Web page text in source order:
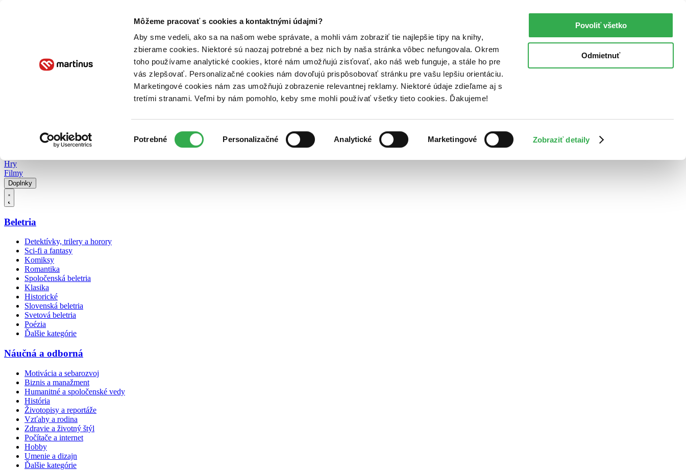
Môžeme pracovať s cookies a kontaktnými údajmi?
Aby sme vedeli, ako sa na našom webe správate, a mohli vám zobraziť tie najlepšie tipy na knihy,
zbierame cookies. Niektoré sú naozaj potrebné a bez nich by naša stránka vôbec nefungovala. Okrem
toho používame analytické cookies, ktoré nám umožňujú zisťovať, ako náš web funguje, a stále ho pre
vás zlepšovať. Personalizačné cookies nám dovoľujú prispôsobovať stránku pre vašu lepšiu orientáciu.
Marketingové cookies nám zas umožňujú zobrazenie relevantnej reklamy. Niektoré údaje zdieľame aj s
tretími stranami. Veľmi by nám pomohlo, keby sme mohli používať všetky tieto cookies. Ďakujeme!
súhlasu
Potrebné Personalizačné Analytické Marketingové Zobraziť detaily
Povoliť všetko
Odmietnuť
Poukážky Kontakt
Hry
Filmy
Doplnky
Beletria
Detektívky, trilery a horory
Sci-fi a fantasy
Komiksy
Romantika
Spoločenská beletria
Klasika
Historické
Slovenská beletria
Svetová beletria
Poézia
Ďalšie kategórie
Náučná a odborná
Motivácia a sebarozvoj
Biznis a manažment
Humanitné a spoločenské vedy
História
Životopisy a reportáže
Vzťahy a rodina
Zdravie a životný štýl
Počítače a internet
Hobby
Umenie a dizajn
Ďalšie kategórie